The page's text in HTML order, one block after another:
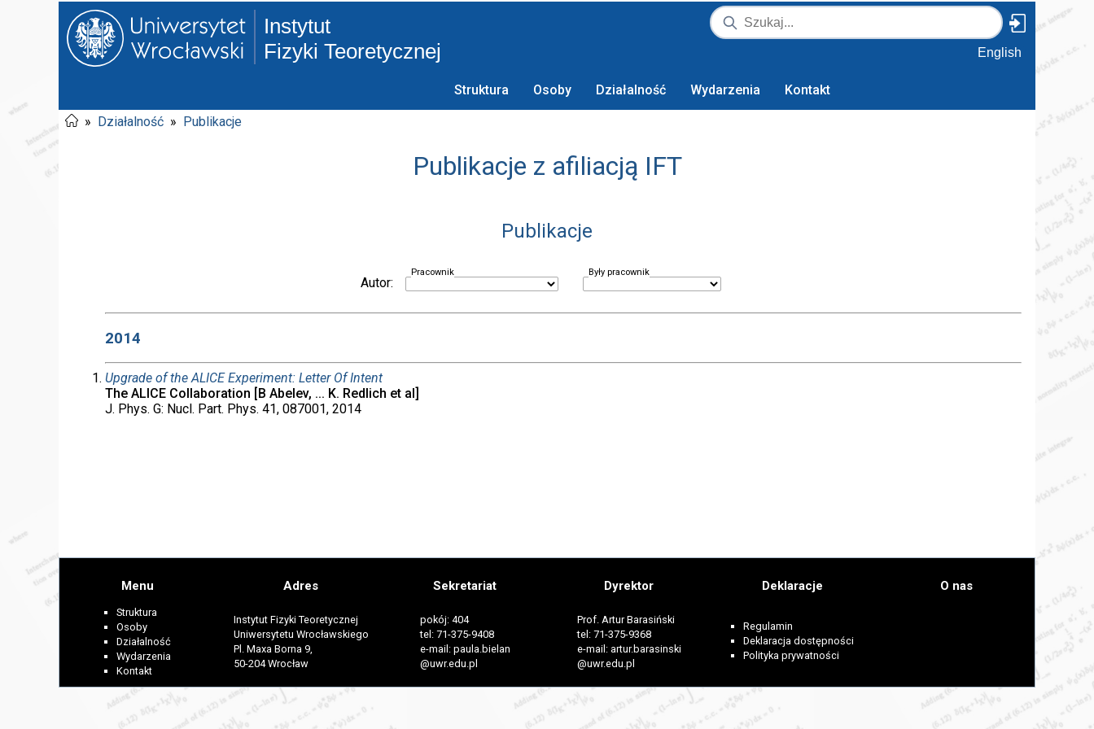
Instytut
Fizyki Teoretycznej
English
Struktura Osoby Działalność Wydarzenia Kontakt
» Działalność » Publikacje
Publikacje z afiliacją IFT
Publikacje
Autor:
Pracownik Były pracownik
2014
Upgrade of the ALICE Experiment: Letter Of Intent
The ALICE Collaboration [B Abelev, ... K. Redlich et al]
J. Phys. G: Nucl. Part. Phys. 41, 087001, 2014
Menu
Struktura
Osoby
Działalność
Wydarzenia
Kontakt
Adres
Instytut Fizyki Teoretycznej
Uniwersytetu Wrocławskiego
Pl. Maxa Borna 9,
50-204 Wrocław
Sekretariat
pokój: 404
tel: 71-375-9408
e-mail: paula.bielan
@uwr.edu.pl
Dyrektor
Prof. Artur Barasiński
tel: 71-375-9368
e-mail: artur.barasinski
@uwr.edu.pl
Deklaracje
Regulamin
Deklaracja dostępności
Polityka prywatności
O nas